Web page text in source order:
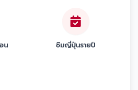
น ซิมญี่ปุ่นรายปี